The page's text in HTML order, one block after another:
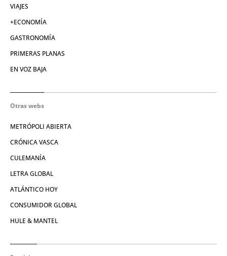
VIAJES
+ECONOMÍA
GASTRONOMÍA
PRIMERAS PLANAS
EN VOZ BAJA
Otras webs
METRÓPOLI ABIERTA
CRÓNICA VASCA
CULEMANÍA
LETRA GLOBAL
ATLÁNTICO HOY
CONSUMIDOR GLOBAL
HULE & MANTEL